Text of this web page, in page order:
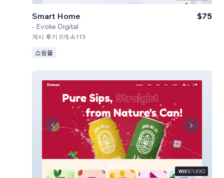
Smart Home
- Evoke Digital
$75
게시 후기 0개 113
쇼핑몰